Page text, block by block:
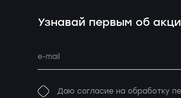
Узнавай первым об
Даю согласие на обработку